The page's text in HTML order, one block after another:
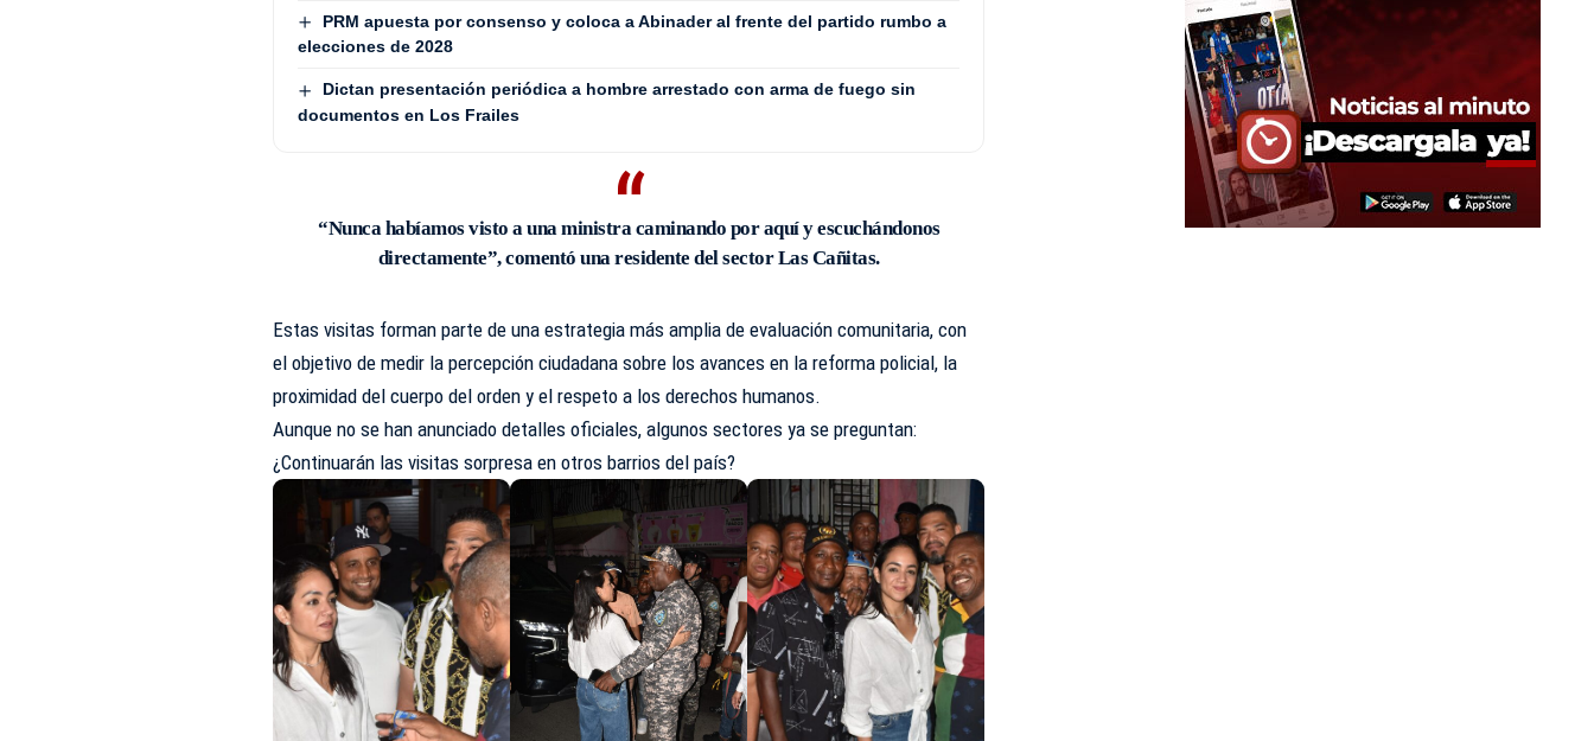
PRM apuesta por consenso y coloca a Abinader al frente del partido rumbo a
elecciones de 2028
Dictan presentación periódica a hombre arrestado con arma de fuego sin
documentos en Los Frailes
“Nunca habíamos visto a una ministra caminando por aquí y escuchándonos
directamente”, comentó una residente del sector Las Cañitas.
Estas visitas forman parte de una estrategia más amplia de evaluación comunitaria, con
el objetivo de medir la percepción ciudadana sobre los avances en la reforma policial, la
proximidad del cuerpo del orden y el respeto a los derechos humanos.
Aunque no se han anunciado detalles oficiales, algunos sectores ya se preguntan:
¿Continuarán las visitas sorpresa en otros barrios del país?